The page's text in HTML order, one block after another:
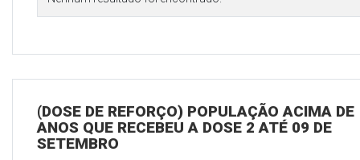
(DOSE DE REFORÇO) POPULAÇÃO ACIMA DE
ANOS QUE RECEBEU A DOSE 2 ATÉ 09 DE
SETEMBRO